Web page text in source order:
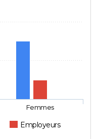
Employeurs
Femmes